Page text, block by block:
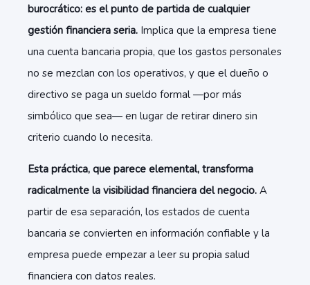
burocrático: es el punto de partida de cualquier
gestión financiera seria. Implica que la empresa tiene
una cuenta bancaria propia, que los gastos personales
no se mezclan con los operativos, y que el dueño o
directivo se paga un sueldo formal —por más
simbólico que sea— en lugar de retirar dinero sin
criterio cuando lo necesita.
Esta práctica, que parece elemental, transforma
radicalmente la visibilidad financiera del negocio. A
partir de esa separación, los estados de cuenta
bancaria se convierten en información confiable y la
empresa puede empezar a leer su propia salud
financiera con datos reales.